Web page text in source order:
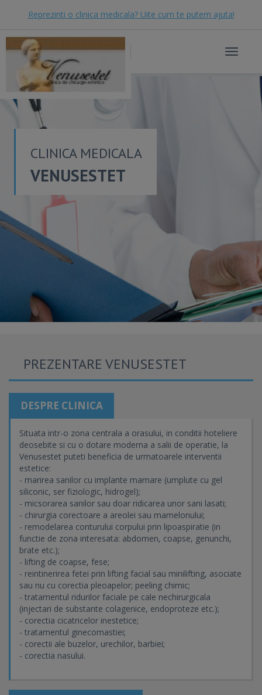
Reprezinti o clinica medicala? Uite cum te putem ajuta!
Toggle
CLINICA MEDICALA
VENUSESTET
PREZENTARE VENUSESTET
DESPRE CLINICA
Situata intr-o zona centrala a orasului, in conditii hoteliere
deosebite si cu o dotare moderna a salii de operatie, la
Venusestet puteti beneficia de urmatoarele interventii
estetice:
- marirea sanilor cu implante mamare (umplute cu gel
siliconic, ser fiziologic, hidrogel);
- micsorarea sanilor sau doar ridicarea unor sani lasati;
- chirurgia corectoare a areolei sau mamelonului;
- remodelarea conturului corpului prin lipoaspiratie (in
functie de zona interesata: abdomen, coapse, genunchi,
brate etc.);
- lifting de coapse, fese;
- reintinerirea fetei prin lifting facial sau minilifting, asociate
sau nu cu corectia pleoapelor; peeling chimic;
- tratamentul ridurilor faciale pe cale nechirurgicala
(injectari de substante colagenice, endoproteze etc.);
- corectia cicatricelor inestetice;
- tratamentul ginecomastiei;
- corectii ale buzelor, urechilor, barbiei;
- corectia nasului.